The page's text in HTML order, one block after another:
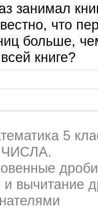
занимал
что
больше,
книге?
5
вычитание